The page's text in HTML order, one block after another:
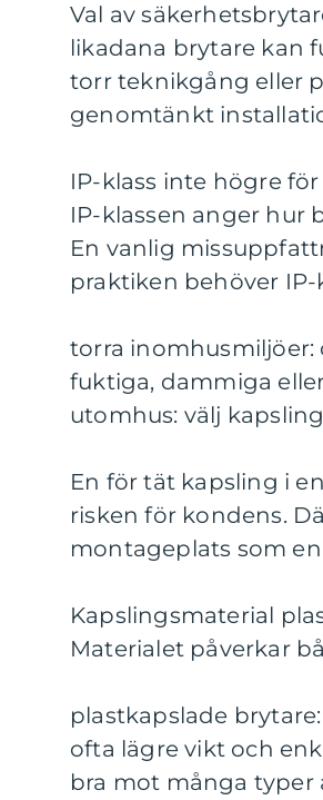
Val av
likadana brytare kan
torr teknikgång eller
genomtänkt
IP-klass inte högre
IP-klassen anger hur
En vanlig
praktiken behöver
torra inomhusmiljöer:
fuktiga, dammiga
utomhus: välj
En för tät kapsling i
risken för kondens.
montageplats som
Kapslingsmaterial
Materialet påverkar
plastkapslade brytare:
ofta lägre vikt och
bra mot många typer